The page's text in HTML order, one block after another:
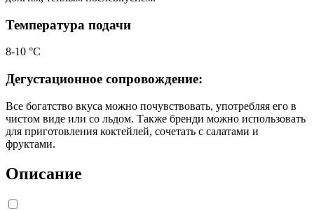
Температура подачи
8-10 °С
Дегустационное сопровождение:
Все богатство вкуса можно почувствовать, употребляя его в
чистом виде или со льдом. Также бренди можно использовать
для приготовления коктейлей, сочетать с салатами и
фруктами.
Описание